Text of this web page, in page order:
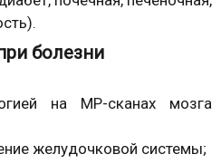
болезни
на МР-сканах мозга
желудочковой системы;